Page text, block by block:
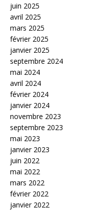
juin 2025
avril 2025
mars 2025
février 2025
janvier 2025
septembre 2024
mai 2024
avril 2024
février 2024
janvier 2024
novembre 2023
septembre 2023
mai 2023
janvier 2023
juin 2022
mai 2022
mars 2022
février 2022
janvier 2022